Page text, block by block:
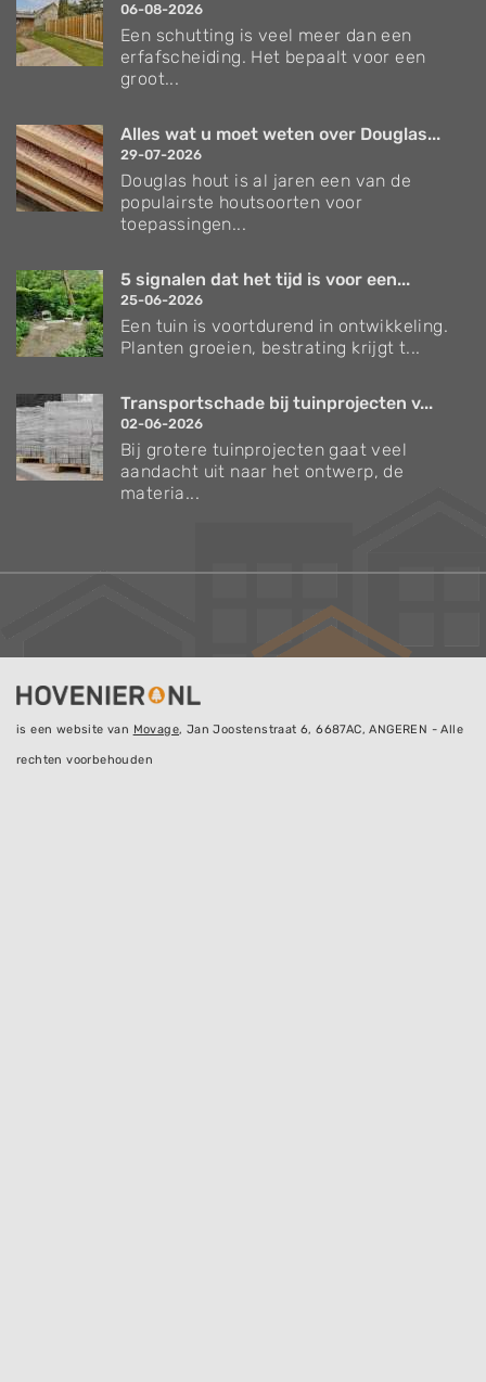
06-08-2026
Een schutting is veel meer dan een
erfafscheiding. Het bepaalt voor een
groot...
Alles wat u moet weten over Douglas...
29-07-2026
Douglas hout is al jaren een van de
populairste houtsoorten voor
toepassingen...
5 signalen dat het tijd is voor een...
25-06-2026
Een tuin is voortdurend in ontwikkeling.
Planten groeien, bestrating krijgt t...
Transportschade bij tuinprojecten v...
02-06-2026
Bij grotere tuinprojecten gaat veel
aandacht uit naar het ontwerp, de
materia...
is een website van Movage, Jan Joostenstraat 6, 6687AC, ANGEREN - Alle
rechten voorbehouden